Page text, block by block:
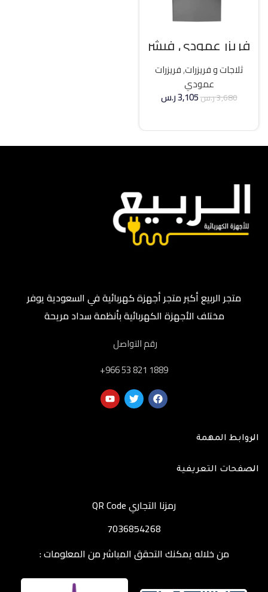
فريزر عمودي فيشر
21 قدم انفرتر – فضي
ثلاجات و فريزرات,فريزرات
عمودي
3,680ر.س3,105ر.س
متجر الربيع أكبر متجر أجهزة كهربائية في السعودية يوفر
مختلف الأجهزة الكهربائية بأنظمة سداد مريحة
رقم التواصل
‎+966 53 821 1889
الروابط المهمة
الصفحات التعريفية
رمزنا التجاري QR Code
7036854268
من خلاله يمكنك التحقق المباشر من المعلومات :